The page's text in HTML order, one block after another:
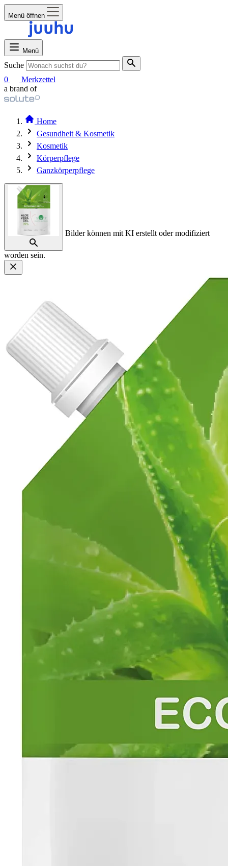
Menü öffnen
Menü
Suche
0
Merkzettel
a brand of
Home
Gesundheit & Kosmetik
Kosmetik
Körperpflege
Ganzkörperpflege
Bilder können mit KI erstellt oder modifiziert
worden sein.